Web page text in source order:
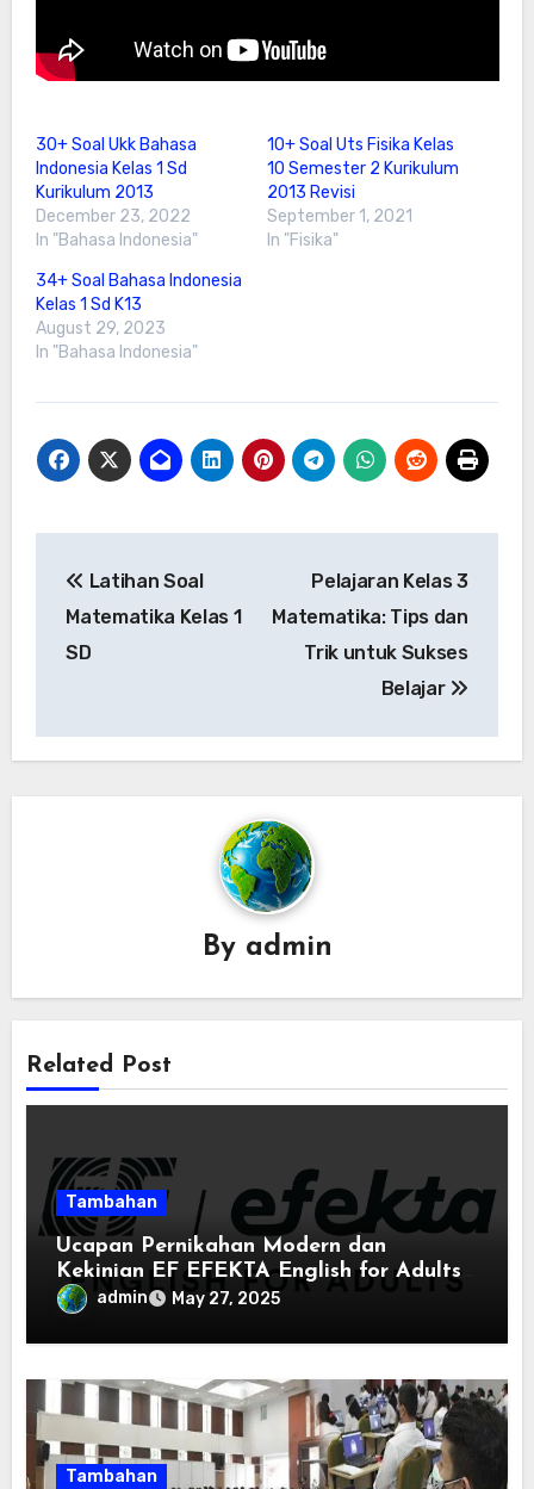
30+ Soal Ukk Bahasa
Indonesia Kelas 1 Sd
Kurikulum 2013
December 23, 2022
In "Bahasa Indonesia"
10+ Soal Uts Fisika Kelas
10 Semester 2 Kurikulum
2013 Revisi
September 1, 2021
In "Fisika"
34+ Soal Bahasa Indonesia
Kelas 1 Sd K13
August 29, 2023
In "Bahasa Indonesia"
navigation
Latihan Soal
Matematika Kelas 1
SD
Pelajaran Kelas 3
Matematika: Tips dan
Trik untuk Sukses
Belajar
By admin
Related Post
Tambahan
Ucapan Pernikahan Modern dan
Kekinian EF EFEKTA English for Adults:
Inspirasi Kata-kata yang Bikin Momen
Spesial Semakin Berarti
admin May 27, 2025
Tambahan